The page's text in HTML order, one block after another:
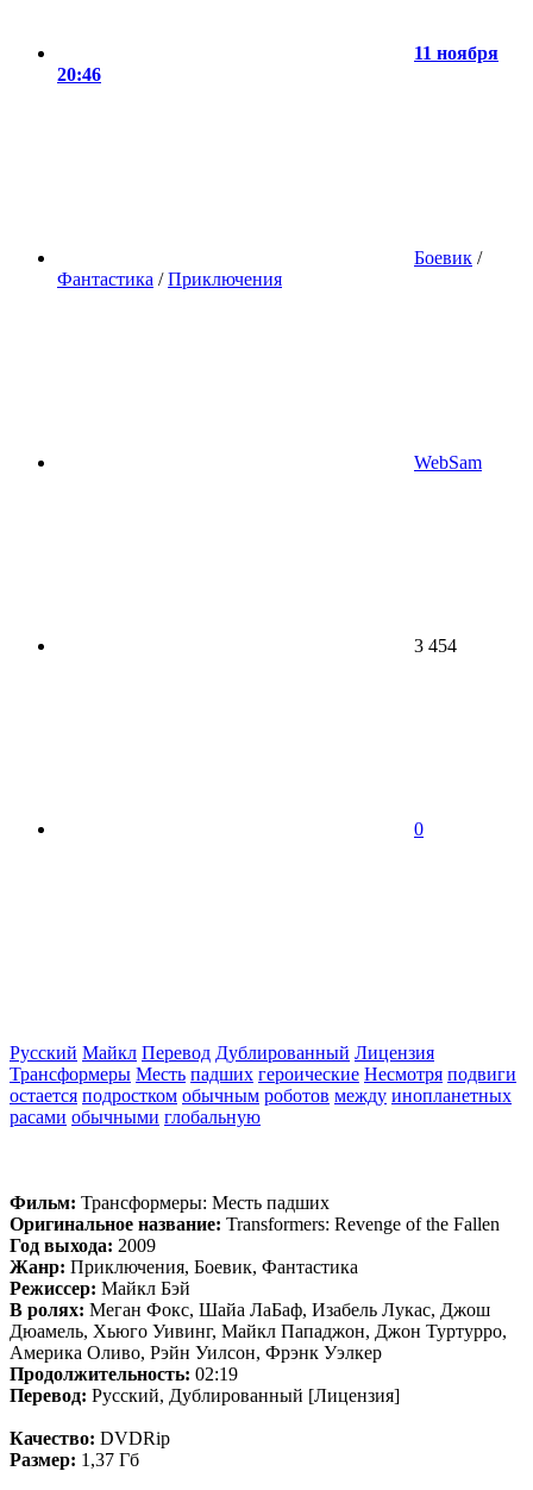
11 ноября
20:46
Боевик /
Фантастика /Приключения
WebSam
3 454
0
Русский Майкл Перевод Дублированный Лицензия
Трансформеры Месть падших героические Несмотря подвиги
остается подростком обычным роботов между инопланетных
расами обычными глобальную
Фильм: Трансформеры: Месть падших
Оригинальное название: Transformers: Revenge of the Fallen
Год выхода: 2009
Жанр: Приключения, Боевик, Фантастика
Режиссер: Майкл Бэй
В ролях: Меган Фокс, Шайа ЛаБаф, Изабель Лукас, Джош
Дюамель, Хьюго Уивинг, Майкл Пападжон, Джон Туртурро,
Америка Оливо, Рэйн Уилсон, Фрэнк Уэлкер
Продолжительность: 02:19
Перевод: Русский, Дублированный [Лицензия]
Качество: DVDRip
Размер: 1,37 Гб